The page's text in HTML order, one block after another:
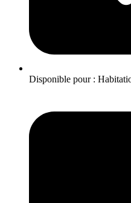
Disponible pour :